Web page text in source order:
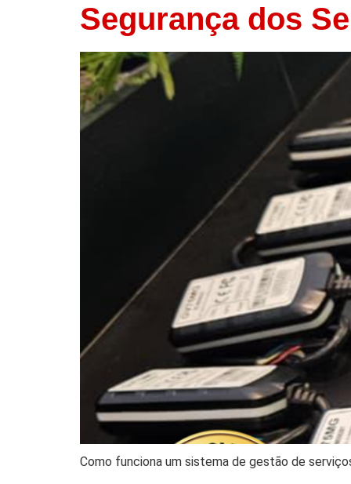
Segurança dos
Como funciona um sistema de gestão de